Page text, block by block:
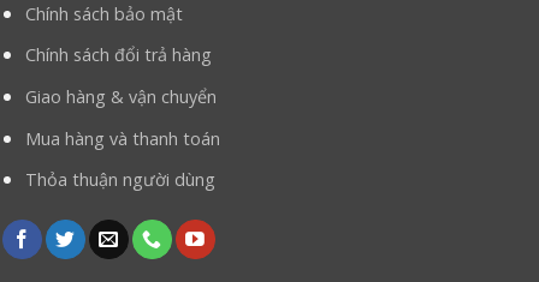
Chính sách bảo mật
Chính sách đổi trả hàng
Giao hàng & vận chuyển
Mua hàng và thanh toán
Thỏa thuận người dùng